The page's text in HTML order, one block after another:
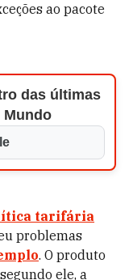
ao pacote
das últimas
Mundo
tarifária
problemas
. O produto
ele, a